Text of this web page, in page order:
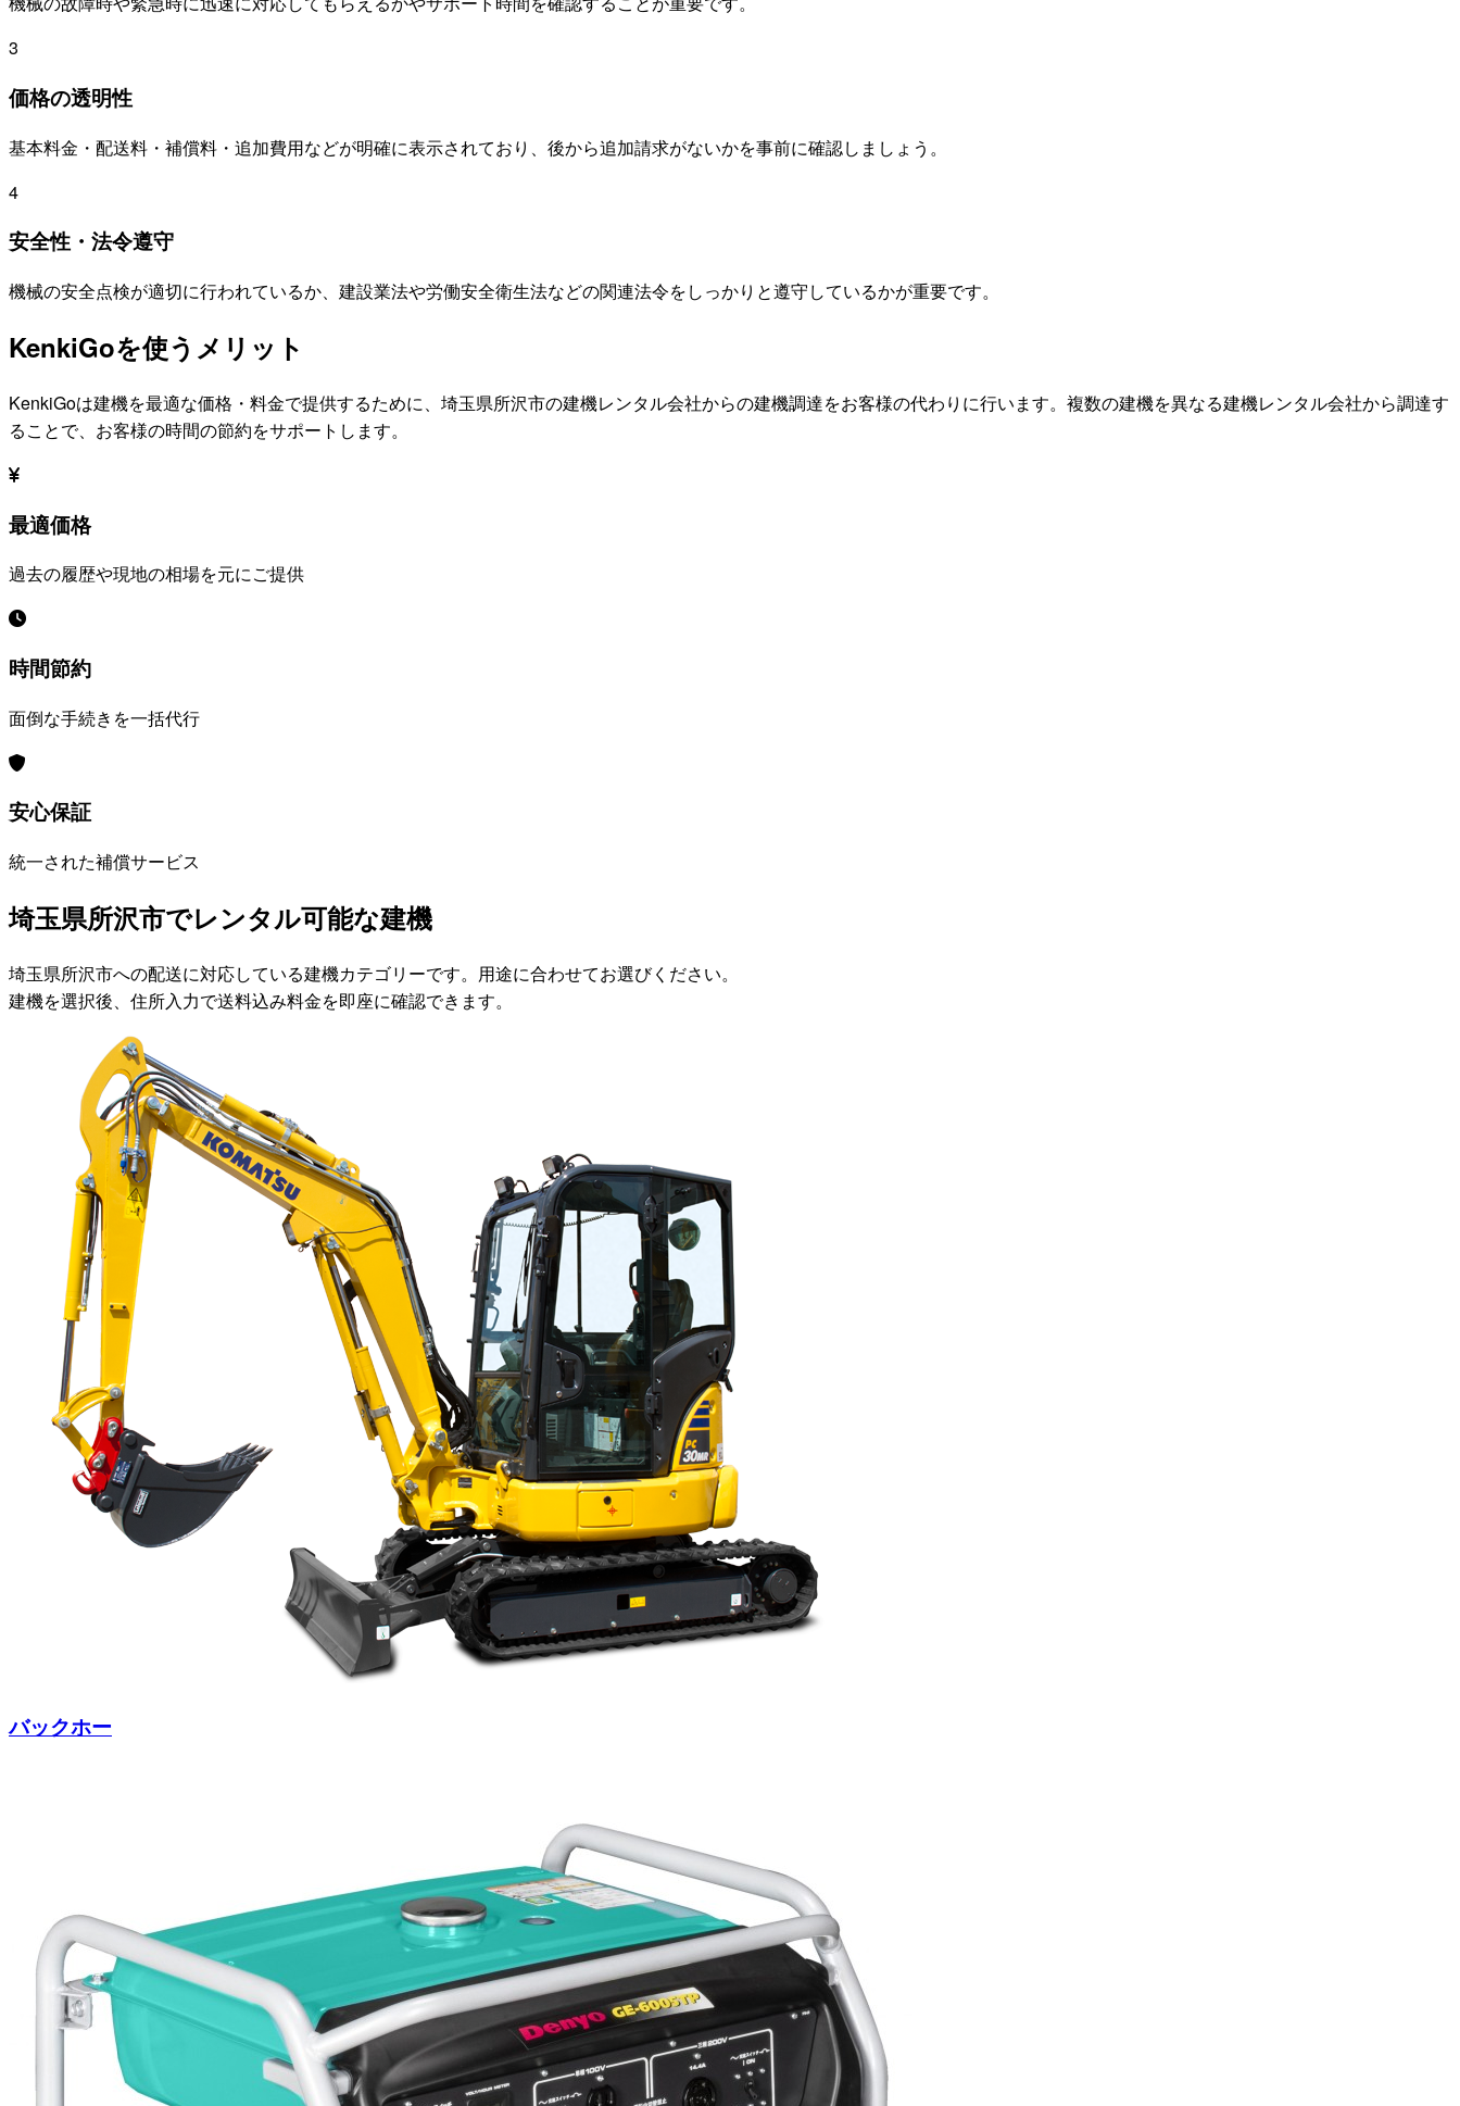
3
価格の透明性
基本料金・配送料・補償料・追加費用などが明確に表示されており、後から追加請求がないかを事前に確認しましょう。
4
安全性・法令遵守
機械の安全点検が適切に行われているか、建設業法や労働安全衛生法などの関連法令をしっかりと遵守しているかが重要です。
KenkiGoを使うメリット
KenkiGoは建機を最適な価格・料金で提供するために、 埼玉県所沢市の建機レンタル会社からの建機調達をお客様の代わりに行います。複数の建機を異なる建機レンタル会社から調達す
ることで、お客様の時間の節約をサポートします。
最適価格
過去の履歴や現地の相場を元にご提供
時間節約
面倒な手続きを一括代行
安心保証
統一された補償サービス
埼玉県所沢市でレンタル可能な建機
埼玉県所沢市への配送に対応している建機カテゴリーです。用途に合わせてお選びください。
建機を選択後、住所入力で送料込み料金を即座に確認できます。
バックホー